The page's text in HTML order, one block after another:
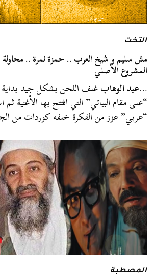
التخت
مش سليم و شيخ العرب .. حمزة نمرة .. محاولة
المشروع الأصلي
…عبد الوهابغلف اللحن بشكل جيد بداية
“على مقام البياتي” التي افتتح بها الأغنية
“عربي” عزز من الفكرة خلفه كوردات من
المصطبة